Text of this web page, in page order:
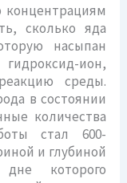
сколько яда
насыпан
ион,
среды.
в состоянии
количества
стал 600-
и глубиной
которого